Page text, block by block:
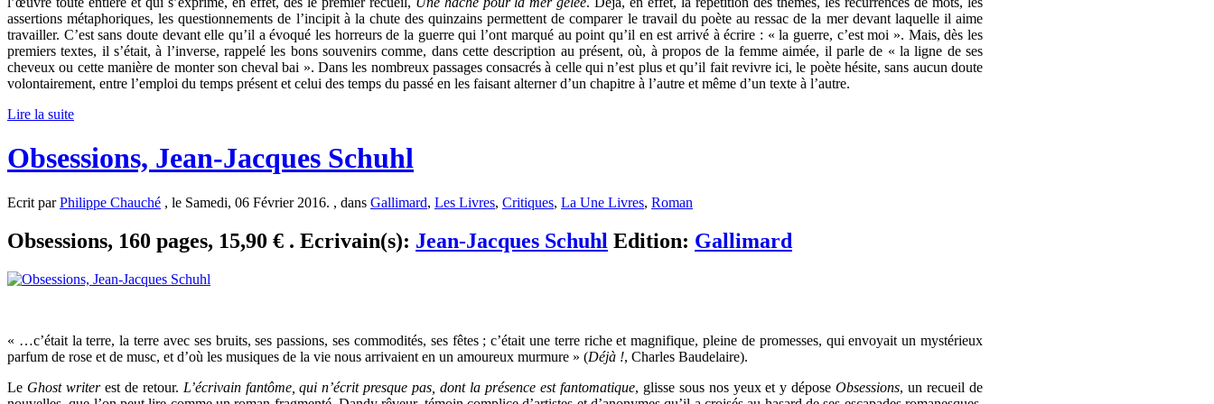
assertions métaphoriques, les questionnements de l’incipit à la chute des quinzains permettent de comparer le travail du poète au ressac de la mer devant laquelle il aime
travailler. C’est sans doute devant elle qu’il a évoqué les horreurs de la guerre qui l’ont marqué au point qu’il en est arrivé à écrire : « la guerre, c’est moi ». Mais, dès les
premiers textes, il s’était, à l’inverse, rappelé les bons souvenirs comme, dans cette description au présent, où, à propos de la femme aimée, il parle de « la ligne de ses
cheveux ou cette manière de monter son cheval bai ». Dans les nombreux passages consacrés à celle qui n’est plus et qu’il fait revivre ici, le poète hésite, sans aucun doute
volontairement, entre l’emploi du temps présent et celui des temps du passé en les faisant alterner d’un chapitre à l’autre et même d’un texte à l’autre.
Lire la suite
Obsessions, Jean-Jacques Schuhl
Ecrit parPhilippe Chauché , le Samedi, 06 Février 2016. , dans Gallimard, Les Livres, Critiques, La Une Livres, Roman
Obsessions, 160 pages, 15,90 € . Ecrivain(s): Jean-Jacques Schuhl Edition: Gallimard
« …c’était la terre, la terre avec ses bruits, ses passions, ses commodités, ses fêtes ; c’était une terre riche et magnifique, pleine de promesses, qui envoyait un mystérieux
parfum de rose et de musc, et d’où les musiques de la vie nous arrivaient en un amoureux murmure » (Déjà !, Charles Baudelaire).
Le Ghost writerest de retour. L’écrivain fantôme, qui n’écrit presque pas, dont la présence est fantomatique, glisse sous nos yeux et y déposeObsessions, un recueil de